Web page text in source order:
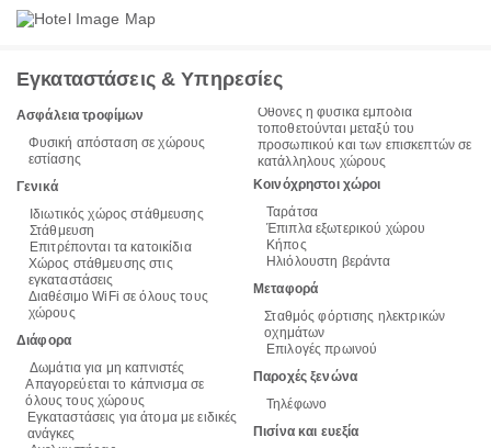
Εγκαταστάσεις & Υπηρεσίες
Ασφάλεια τροφίμων
Φυσική απόσταση σε χώρους
εστίασης
Γενικά
Ιδιωτικός χώρος στάθμευσης
Στάθμευση
Επιτρέπονται τα κατοικίδια
Χώρος στάθμευσης στις
εγκαταστάσεις
Διαθέσιμο WiFi σε όλους τους
χώρους
Διάφορα
Δωμάτια για μη καπνιστές
Απαγορεύεται το κάπνισμα σε
όλους τους χώρους
Εγκαταστάσεις για άτομα με ειδικές
ανάγκες
Οθόνες ή φυσικά εμπόδια
τοποθετούνται μεταξύ του
προσωπικού και των επισκεπτών σε
κατάλληλους χώρους
Κοινόχρηστοι χώροι
Ταράτσα
Έπιπλα εξωτερικού χώρου
Κήπος
Ηλιόλουστη βεράντα
Μεταφορά
Σταθμός φόρτισης ηλεκτρικών
οχημάτων
Επιλογές πρωινού
Παροχές ξενώνα
Τηλέφωνο
Πισίνα και ευεξία